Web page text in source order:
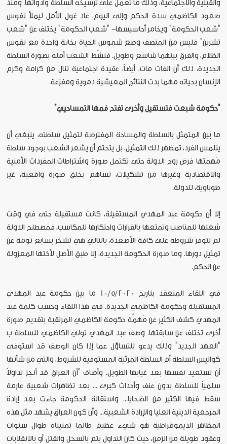
والقبلية والاجتماعية، وذلك ما تعمل على ترسيخه السلطة وأدواتها. ومنذ
صعود الكاظمي سدة الحكم وإلى اليوم، عاد غول الأمل ليملأ نفوس
"شعب الحكومة" ويخامر أحاسيسها- "شعب الحكومة" يختلف عن "شعب
تشرين" فليس من المنصف وضع شموس الحياة بخانة واحدة مع نفوس
الظلام، والفرق بينهما شاسع وطويل. فنشّط الشعب أمله بصورة السلطة
الجديدة، ذلك أن الفات مات، أيضاً، عقيدة اجتماعية تنال من كرامة وكرم
الإنسان بحياته مهما بدت النتائج المعيشية دموية ومفزعة.
"حكومة شبعت فتستقيل وأخرى تفتح فمها التمساحيي"
ما بين المتمثل بالسلطة والمساحة المفترضة لتمثيل سلطته، ينبغي أن
يتلمس الفرد، تمظهر ذلك التمثيل، بل يتحتم أن يشعر الشعب بوجود سلطة
مَهمتها فرض روح الدولة حتى تكتمل صورة واشتراطات المفردات الأمنية
والاقتصادية وغيرها من تشكيلات، تساهم بخلق صورة واقعية، غير
طوباوية، للدولة.
إلا أن حكومة عبد المهدي المستقيلة، كانت مستقيلة حتى في وقت
شغلها للمناصب وتمتعها بالقرارات واحتكارها للمكاسب، فمصطلح الدولة
لم تتوفر شروطه على كافة الأصعدة، بالتالي هي تشخر بسابع نومة عن
تمثيل دورها. وما صورة الحكومة الجديدة، إلا طبق الأصل لأختها المعزولة
عن الحكم.
في اللقاء المنعقد بتاريخ 10/5/2020 ما بين حكومة عبد المهدي
المستقيلة وحكومة الكاظمي الجديدة. في هذا اللقاء وحسب كلمة عبد
المهدي كشف الكثير عن مَهمَّة حكومة الكاظمي المرتقبة بتقديم صورة
أخرى تختلف عن سابقتها. وصف عبد المهدي تولي الكاظمي للسلطة ب
"العهد الجديد" وذلك يدعو للتساؤل عما إذا كان الوصف قد استوفى
كواليس السلطة أم السلطة المرئية المستوفية للشروط، والتي من شأنها
أن تستعيد نفسها بعد غيابها الطويل. وأضاف "أن العراق قد أنجز تداولاً
سلمياً للسلطة بدون عنف وأحداث كبرى ... بعد تظاهرات شعبية عارمة
سقط فيها الكثير من الضحايا... واستقالة الحكومة جاءت بعد إرادة
المرجعية الدينية العليا والإرادة الشعبية... وأن كون العراق يشهد مثل هذه
المظاهر الديموقراطية هو شيء عظيم طالما تمنيناه طوال سنوات
وعقود طويلة من الزمن، حيث كان التداول يتم بالسحل والقتل أو بالانقلابات